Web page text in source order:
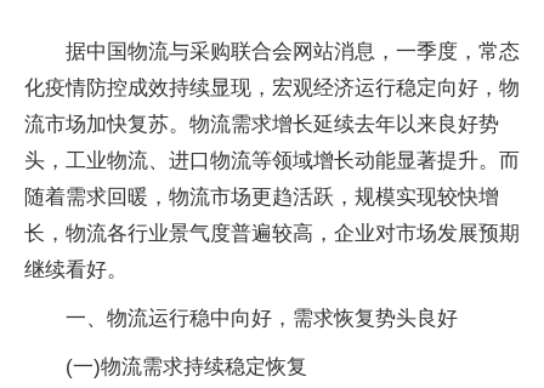
据中国物流与采购联合会网站消息，一季度，常态
化疫情防控成效持续显现，宏观经济运行稳定向好，物
流市场加快复苏。物流需求增长延续去年以来良好势
头，工业物流、进口物流等领域增长动能显著提升。而
随着需求回暖，物流市场更趋活跃，规模实现较快增
长，物流各行业景气度普遍较高，企业对市场发展预期
继续看好。
一、物流运行稳中向好，需求恢复势头良好
(一)物流需求持续稳定恢复